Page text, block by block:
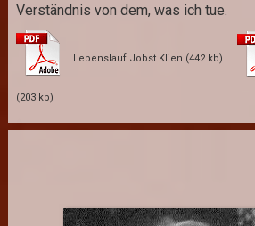
Verständnis von dem, was ich tue.
Lebenslauf Jobst Klien (442 kb)
(203 kb)